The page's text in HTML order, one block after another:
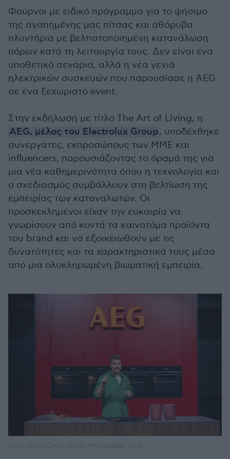
Φούρνοι με ειδικό πρόγραμμα για το ψήσιμο
της αγαπημένης μας πίτσας και αθόρυβα
πλυντήρια με βελτιστοποιημένη κατανάλωση
πόρων κατά τη λειτουργία τους. Δεν είναι ένα
υποθετικό σενάρια, αλλά η νέα γενιά
ηλεκτρικών συσκευών που παρουσίασε η AEG
σε ένα ξεχωριστό event.
Στην εκδήλωση με τίτλο The Art of Living, η
AEG, μέλος του Electrolux Group, υποδέχθηκε
συνεργάτες, εκπροσώπους των ΜΜΕ και
influencers, παρουσιάζοντας το όραμά της για
μια νέα καθημερινότητα όπου η τεχνολογία και
ο σχεδιασμός συμβάλλουν στη βελτίωση της
εμπειρίας των καταναλωτών. Οι
προσκεκλημένοι είχαν την ευκαιρία να
γνωρίσουν από κοντά τα καινοτόμα προϊόντα
του brand και να εξοικειωθούν με τις
δυνατότητες και τα χαρακτηριστικά τους μέσα
από μια ολοκληρωμένη βιωματική εμπειρία.